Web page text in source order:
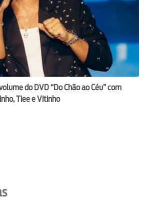
do DVD “Do Chão ao Céu” com
Tiee e Vitinho